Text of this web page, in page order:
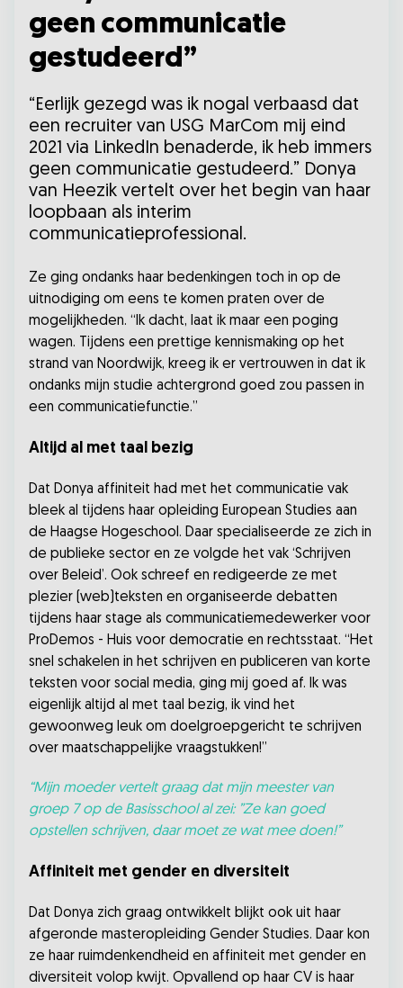
geen communicatie
gestudeerd”
“Eerlijk gezegd was ik nogal verbaasd dat
een recruiter van USG MarCom mij eind
2021 via LinkedIn benaderde, ik heb immers
geen communicatie gestudeerd.” Donya
van Heezik vertelt over het begin van haar
loopbaan als interim
communicatieprofessional.
Ze ging ondanks haar bedenkingen toch in op de
uitnodiging om eens te komen praten over de
mogelijkheden. “Ik dacht, laat ik maar een poging
wagen. Tijdens een prettige kennismaking op het
strand van Noordwijk, kreeg ik er vertrouwen in dat ik
ondanks mijn studie achtergrond goed zou passen in
een communicatiefunctie.”
Altijd al met taal bezig
Dat Donya affiniteit had met het communicatie vak
bleek al tijdens haar opleiding European Studies aan
de Haagse Hogeschool. Daar specialiseerde ze zich in
de publieke sector en ze volgde het vak ‘Schrijven
over Beleid’. Ook schreef en redigeerde ze met
plezier (web)teksten en organiseerde debatten
tijdens haar stage als communicatiemedewerker voor
ProDemos - Huis voor democratie en rechtsstaat. “Het
snel schakelen in het schrijven en publiceren van korte
teksten voor social media, ging mij goed af. Ik was
eigenlijk altijd al met taal bezig, ik vind het
gewoonweg leuk om doelgroepgericht te schrijven
over maatschappelijke vraagstukken!”
“Mijn moeder vertelt graag dat mijn meester van
groep 7 op de Basisschool al zei: ”Ze kan goed
opstellen schrijven, daar moet ze wat mee doen!”
Affiniteit met gender en diversiteit
Dat Donya zich graag ontwikkelt blijkt ook uit haar
afgeronde masteropleiding Gender Studies. Daar kon
ze haar ruimdenkendheid en affiniteit met gender en
diversiteit volop kwijt. Opvallend op haar CV is haar